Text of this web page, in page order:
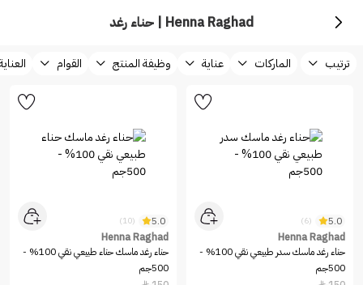
Henna Raghad | حناء رغد
ترتيب الماركات عناية وظيفة المنتج القوام
5.0
(6)
Henna Raghad
حناء رغد ماسك سدر طبيعي نقي 100% -
500جم
5.0
(10)
Henna Raghad
حناء رغد ماسك حناء طبيعي نقي 100% -
500جم